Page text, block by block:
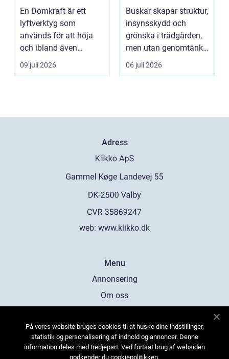
En Domkraft är ett
lyftverktyg som
används för att höja
och ibland även
positionera tunga
objekt, so...
09 juli 2026
vackra buskar året
runt
Buskar skapar struktur,
insynsskydd och
grönska i trädgården,
men utan genomtänkt
beskärning blir de...
06 juli 2026
Adress
web: www.klikko.dk
Menu
Annonsering
Om oss
Kontakta oss
Sitemap
På vores website bruges cookies til at huske dine indstillinger,
statistik og personalisering af indhold og annoncer. Denne
information deles med tredjepart. Ved fortsat brug af websiden
godkender du cookiepolitikken.